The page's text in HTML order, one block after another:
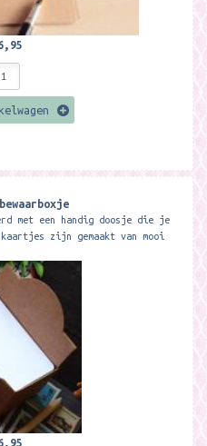
met een handig doosje die je
zijn gemaakt van mooi